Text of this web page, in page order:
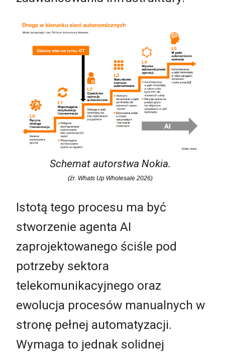
Schemat autorstwa Nokia.
(źr. Whats Up Wholesale 2026)
Istotą tego procesu ma być
stworzenie agenta AI
zaprojektowanego ściśle pod
potrzeby sektora
telekomunikacyjnego oraz
ewolucja procesów manualnych w
stronę pełnej automatyzacji.
Wymaga to jednak solidnej